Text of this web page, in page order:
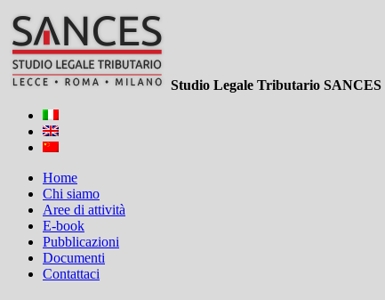
Studio Legale Tributario SANCES
Home
Chi siamo
Aree di attività
E-book
Pubblicazioni
Documenti
Contattaci